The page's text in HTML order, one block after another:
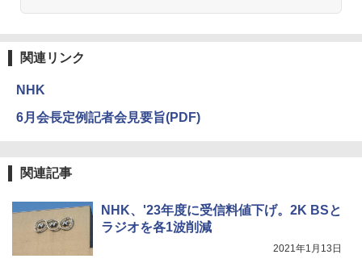
関連リンク
NHK
6月会長定例記者会見要旨(PDF)
関連記事
NHK、'23年度に受信料値下げ。2K BSと
ラジオを各1波削減
2021年1月13日